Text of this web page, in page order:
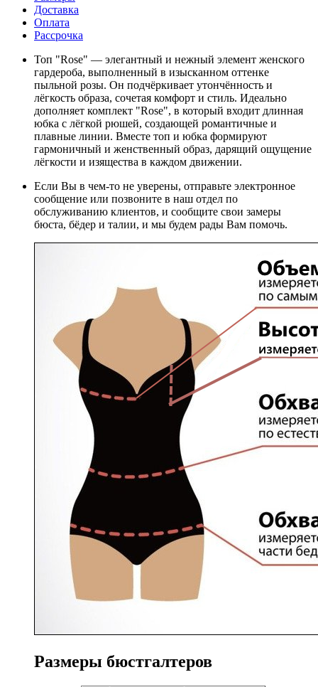
Доставка
Оплата
Рассрочка
Топ "Rose" — элегантный и нежный элемент женского
гардероба, выполненный в изысканном оттенке
пыльной розы. Он подчёркивает утончённость и
лёгкость образа, сочетая комфорт и стиль. Идеально
дополняет комплект "Rose", в который входит длинная
юбка с лёгкой рюшей, создающей романтичные и
плавные линии. Вместе топ и юбка формируют
гармоничный и женственный образ, дарящий ощущение
лёгкости и изящества в каждом движении.
Если Вы в чем-то не уверены, отправьте электронное
сообщение или позвоните в наш отдел по
обслуживанию клиентов, и сообщите свои замеры
бюста, бёдер и талии, и мы будем рады Вам помочь.
Размеры бюстгалтеров